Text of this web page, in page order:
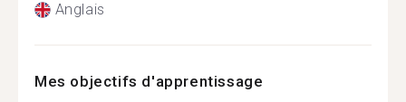
Anglais
Mes objectifs d'apprentissage